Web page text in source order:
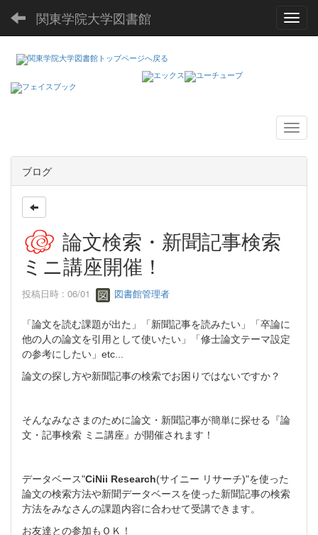
関東学院大学図書館
ブログ
論文検索・新聞記事検索
ミニ講座開催！
投稿日時 : 06/01 図書館管理者
「論文を読む課題が出た」「新聞記事を読みたい」「卒論に
他の人の論文を引用として使いたい」「修士論文テーマ設定
の参考にしたい」etc...
論文の探し方や新聞記事の検索でお困りではないですか？
そんなみなさまのために論文・新聞記事が簡単に探せる『論
文・記事検索 ミニ講座』が開催されます！
データベース"CiNii Research(サイニー リサーチ)"を使った
論文の検索方法や新聞データベースを使った新聞記事の検索
方法をみなさんの課題内容に合わせて受講できます。
お友達との参加もＯＫ！